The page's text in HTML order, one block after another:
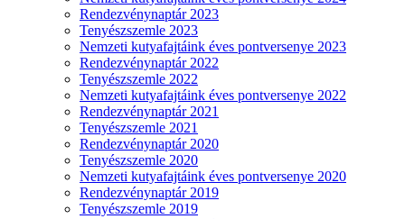
Rendezvénynaptár 2023
Tenyészszemle 2023
Nemzeti kutyafajtáink éves pontversenye 2023
Rendezvénynaptár 2022
Tenyészszemle 2022
Nemzeti kutyafajtáink éves pontversenye 2022
Rendezvénynaptár 2021
Tenyészszemle 2021
Rendezvénynaptár 2020
Tenyészszemle 2020
Nemzeti kutyafajtáink éves pontversenye 2020
Rendezvénynaptár 2019
Tenyészszemle 2019